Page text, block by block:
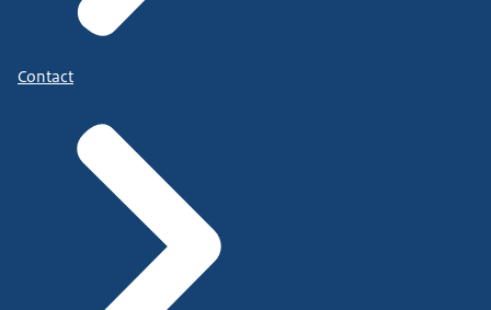
Contact